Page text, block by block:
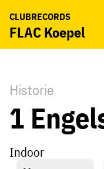
CLUBRECORDS
FLAC Koepel
Historie
1
Indoor